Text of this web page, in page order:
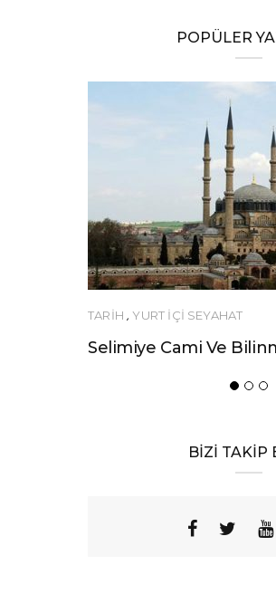
POPÜLER
YURT İÇİ SEYAHAT
Cami Ve Bilinmeyenleri
BİZİ TAKİP